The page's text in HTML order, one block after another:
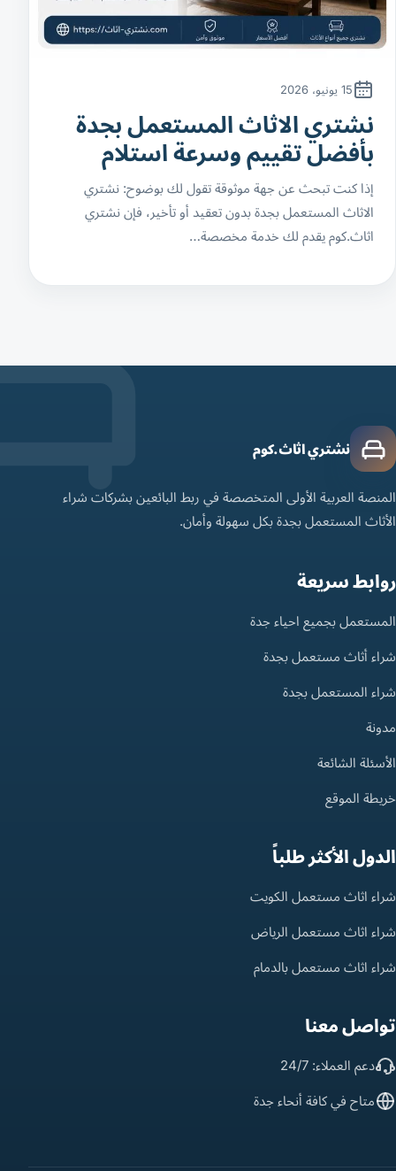
15 يونيو، 2026
نشتري الاثاث المستعمل بجدة
بأفضل تقييم وسرعة استلام
إذا كنت تبحث عن جهة موثوقة تقول لك بوضوح: نشتري
الاثاث المستعمل بجدة بدون تعقيد أو تأخير، فإن نشتري
اثاث.كوم يقدم لك خدمة مخصصة…
نشتري اثاث.كوم
المنصة العربية الأولى المتخصصة في ربط البائعين بشركات شراء
الأثاث المستعمل بجدة بكل سهولة وأمان.
روابط سريعة
المستعمل بجميع احياء جدة
شراء أثاث مستعمل بجدة
شراء المستعمل بجدة
مدونة
الأسئلة الشائعة
خريطة الموقع
الدول الأكثر طلباً
شراء اثاث مستعمل الكويت
شراء اثاث مستعمل الرياض
شراء اثاث مستعمل بالدمام
تواصل معنا
دعم العملاء: 24/7
متاح في كافة أنحاء جدة